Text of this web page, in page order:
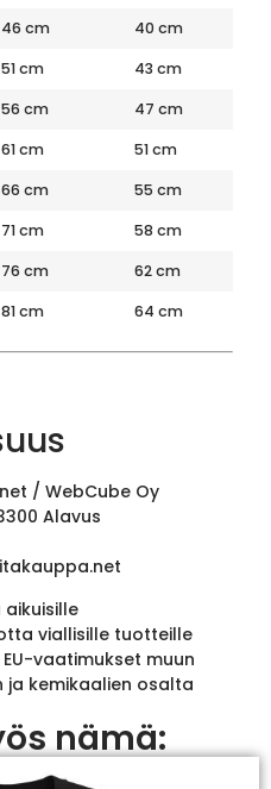
46 cm
40 cm
51 cm
43 cm
56 cm
47 cm
61 cm
51 cm
66 cm
55 cm
71 cm
58 cm
76 cm
62 cm
81 cm 64 cm
/ WebCube Oy
Alavus
viallisille tuotteille
vaatimukset muun
ja kemikaalien osalta
nämä: